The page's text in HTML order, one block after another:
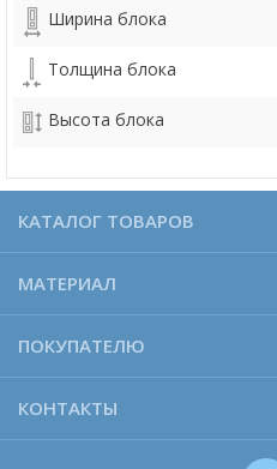
Ширина блока
Толщина блока
Высота блока
КАТАЛОГ ТОВАРОВ
МАТЕРИАЛ
ПОКУПАТЕЛЮ
КОНТАКТЫ